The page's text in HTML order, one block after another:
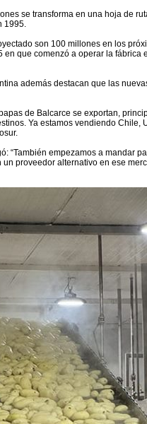
se transforma en una hoja de
1995.
son 100 millones en los
en que comenzó a operar la
además destacan que las
de Balcarce se exportan,
Ya estamos vendiendo Chile,
“También empezamos a mandar
proveedor alternativo en ese